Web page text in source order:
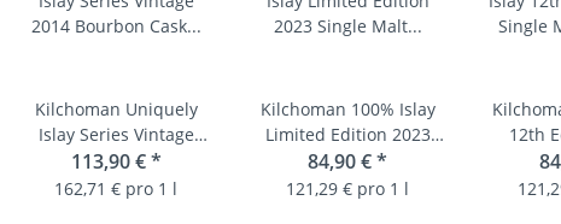
Kilchoman Uniquely
Islay Series Vintage
2014 Bourbon Cask
#10/10 Single Malt
113,90 €*
162,71 € pro 1 l
Kilchoman 100% Islay
Limited Edition 2023
Single Malt Scotch
Whisky 50% 0,7L
84,90 €*
121,29 € pro 1 l
12th